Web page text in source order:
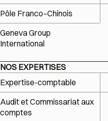
Pôle Franco–Chinois
Geneva Group
International
NOS EXPERTISES
Expertise-comptable
Audit et Commissariat aux
comptes